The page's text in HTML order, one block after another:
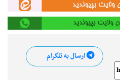
ارسال به تلگرام